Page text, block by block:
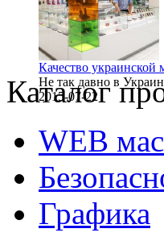
Качество украинской
Не так давно в
2015-07-22
Каталог
WEB
Графика